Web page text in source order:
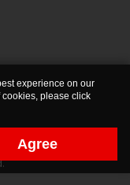
experience on our
cookies, please click
Agree